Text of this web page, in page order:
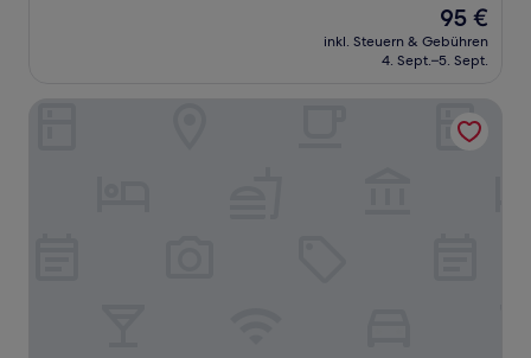
Der
Preis
beträgt
95 €
inkl. Steuern & Gebühren
4. Sept.–5. Sept.